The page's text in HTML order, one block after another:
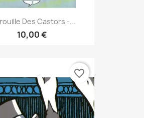
Des Castors -...
10,00 €
favorite_border